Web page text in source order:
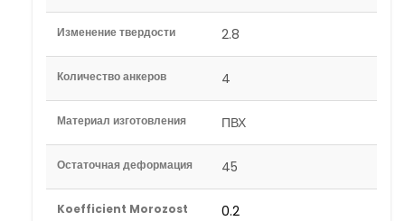
Изменение твердости 2.8
Количество анкеров 4
Материал изготовления ПВХ
Остаточная деформация 45
Koefficient Morozost 0.2